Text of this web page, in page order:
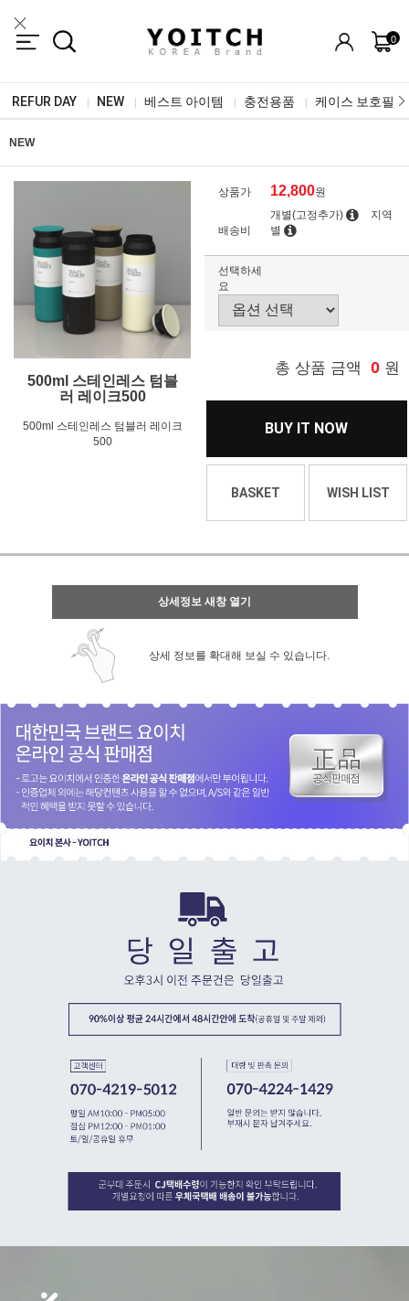
0
REFUR DAY NEW 베스트 아이템 충전용품 케이스 보호필름
NEW
500ml 스테인레스 텀블
러 레이크500
500ml 스테인레스 텀블러 레이크
500
상품가 12,800원
배송비
개별(고정추가)
지역
별
선택하세
요
총 상품 금액 0 원
BUY IT NOW
BASKET WISH LIST
상세정보 새창 열기
상세 정보를 확대해 보실 수 있습니다.